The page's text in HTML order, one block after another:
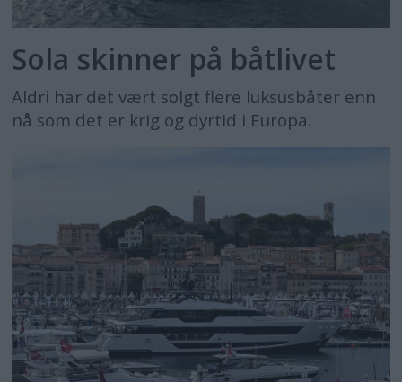
Sola skinner på båtlivet
Aldri har det vært solgt flere luksusbåter enn
nå som det er krig og dyrtid i Europa.